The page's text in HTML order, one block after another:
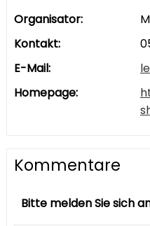
Organisator:
Kontakt:
E-Mail:
Homepage:
Kommentare
Bitte melden Sie sich